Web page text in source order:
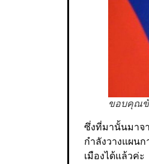
ขอบคุณข้
ซึ่งที่มานั้นมาจ
กำลังวางแผนก
เมืองได้แล้วค่ะ